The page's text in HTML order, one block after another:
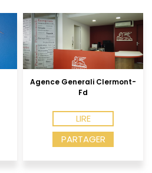
Agence Generali Clermont-
Fd
LIRE
PARTAGER